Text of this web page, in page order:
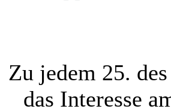
Zu jedem 25.
das Interesse